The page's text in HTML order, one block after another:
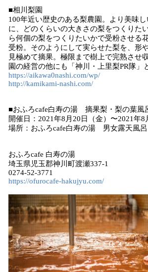
■相川梨園
100年近い歴史のある梨農園。より美味
に、どのくらいの大きさの梨をつくりた
ら何個の梨をつくりたいかで受粉させる
受粉。そのようにして実らせた梨を、形
見極めて摘果。極限まで樹上で完熟させ
園の経営の他にも「神川・上里梨PR隊」
https://aikawa0nashi.com/wp/
http://kamikami-nashi.com/
■おふろcafe白寿の湯 摘果梨・梨の葉風
開催日：2021年8月20日（金）〜2021年8
場所：おふろcafe白寿の湯 男女露天風呂
おふろcafe 白寿の湯
埼玉県児玉郡神川町渡瀬337-1
0274-52-3771
https://ofurocafe-hakujyu.com/